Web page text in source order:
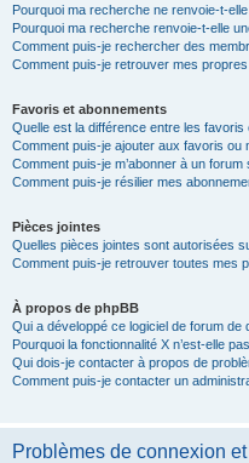
Pourquoi ma recherche ne renvoie-t-
Pourquoi ma recherche renvoie-t-elle
Comment puis-je rechercher des
Comment puis-je retrouver mes
Favoris et abonnements
Quelle est la différence entre les favoris
Comment puis-je ajouter aux favoris ou
Comment puis-je m’abonner à un forum
Comment puis-je résilier mes
Pièces jointes
Quelles pièces jointes sont autorisées
Comment puis-je retrouver toutes mes
À propos de phpBB
Qui a développé ce logiciel de forum de
Pourquoi la fonctionnalité X n’est-elle
Qui dois-je contacter à propos de
Comment puis-je contacter un
Problèmes de connexion et